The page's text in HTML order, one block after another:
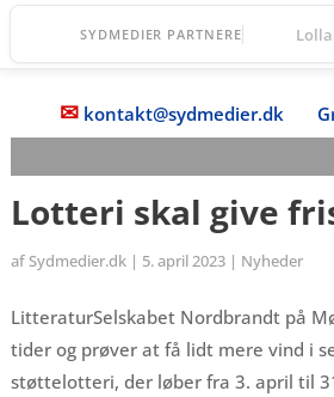
SYDMEDIER PARTNERE
✉ kontakt@sydmedier.dk
Lotteri skal give
af Sydmedier.dk| 5. april 2023| Nyheder
LitteraturSelskabet Nordbrandt på
tider og prøver at få lidt mere vind i
støttelotteri, der løber fra 3. april til